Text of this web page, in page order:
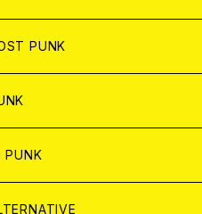
CONTENTS
PUNK
PUNK